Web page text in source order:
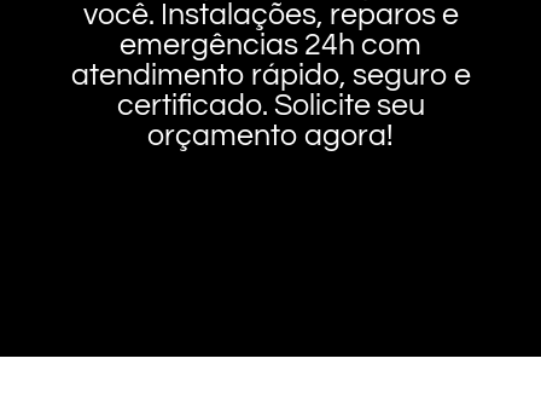
você. Instalações, reparos e
emergências 24h com
atendimento rápido, seguro e
certificado. Solicite seu
orçamento agora!